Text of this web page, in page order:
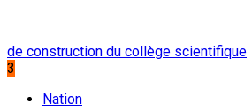
de construction du collège scientifique
3
Nation